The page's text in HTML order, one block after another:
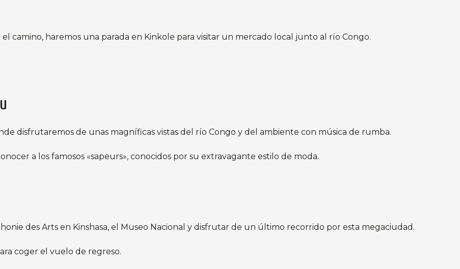
el camino, haremos una parada en Kinkole para visitar un mercado local junto al río Congo.
disfrutaremos de unas magníficas vistas del río Congo y del ambiente con música de rumba.
a los famosos «sapeurs», conocidos por su extravagante estilo de moda.
des Arts en Kinshasa, el Museo Nacional y disfrutar de un último recorrido por esta megaciudad.
coger el vuelo de regreso.